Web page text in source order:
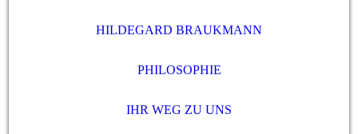
HILDEGARD BRAUKMANN
PHILOSOPHIE
IHR WEG ZU UNS